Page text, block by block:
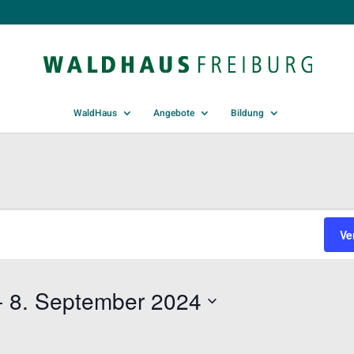
WaldHaus Angebote Bildung
8. September 2024